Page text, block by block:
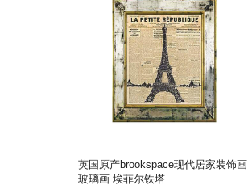
英国原产brookspace现代居家装饰画
玻璃画 埃菲尔铁塔